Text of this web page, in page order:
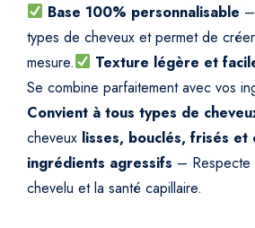
Base 100% personnalisable
types de cheveux et permet de
mesure.
Texture légère et
Se combine parfaitement avec vos
Convient à tous types de
cheveux lisses, bouclés, frisés et
ingrédients agressifs – Respecte
chevelu et la santé capillaire.